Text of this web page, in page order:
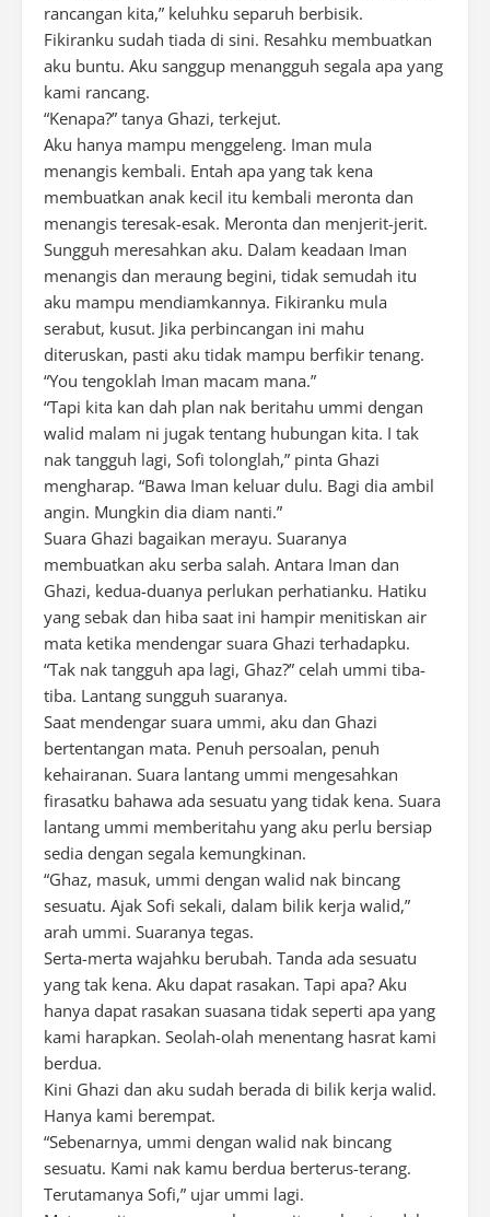
rancangan kita,” keluhku separuh berbisik.
Fikiranku sudah tiada di sini. Resahku membuatkan
aku buntu. Aku sanggup menangguh segala apa yang
kami rancang.
“Kenapa?” tanya Ghazi, terkejut.
Aku hanya mampu menggeleng. Iman mula
menangis kembali. Entah apa yang tak kena
membuatkan anak kecil itu kembali meronta dan
menangis teresak-esak. Meronta dan menjerit-jerit.
Sungguh meresahkan aku. Dalam keadaan Iman
menangis dan meraung begini, tidak semudah itu
aku mampu mendiamkannya. Fikiranku mula
serabut, kusut. Jika perbincangan ini mahu
diteruskan, pasti aku tidak mampu berfikir tenang.
“You tengoklah Iman macam mana.”
“Tapi kita kan dah plan nak beritahu ummi dengan
walid malam ni jugak tentang hubungan kita. I tak
nak tangguh lagi, Sofi tolonglah,” pinta Ghazi
mengharap. “Bawa Iman keluar dulu. Bagi dia ambil
angin. Mungkin dia diam nanti.”
Suara Ghazi bagaikan merayu. Suaranya
membuatkan aku serba salah. Antara Iman dan
Ghazi, kedua-duanya perlukan perhatianku. Hatiku
yang sebak dan hiba saat ini hampir menitiskan air
mata ketika mendengar suara Ghazi terhadapku.
“Tak nak tangguh apa lagi, Ghaz?” celah ummi tiba-
tiba. Lantang sungguh suaranya.
Saat mendengar suara ummi, aku dan Ghazi
bertentangan mata. Penuh persoalan, penuh
kehairanan. Suara lantang ummi mengesahkan
firasatku bahawa ada sesuatu yang tidak kena. Suara
lantang ummi memberitahu yang aku perlu bersiap
sedia dengan segala kemungkinan.
“Ghaz, masuk, ummi dengan walid nak bincang
sesuatu. Ajak Sofi sekali, dalam bilik kerja walid,”
arah ummi. Suaranya tegas.
Serta-merta wajahku berubah. Tanda ada sesuatu
yang tak kena. Aku dapat rasakan. Tapi apa? Aku
hanya dapat rasakan suasana tidak seperti apa yang
kami harapkan. Seolah-olah menentang hasrat kami
berdua.
Kini Ghazi dan aku sudah berada di bilik kerja walid.
Hanya kami berempat.
“Sebenarnya, ummi dengan walid nak bincang
sesuatu. Kami nak kamu berdua berterus-terang.
Terutamanya Sofi,” ujar ummi lagi.